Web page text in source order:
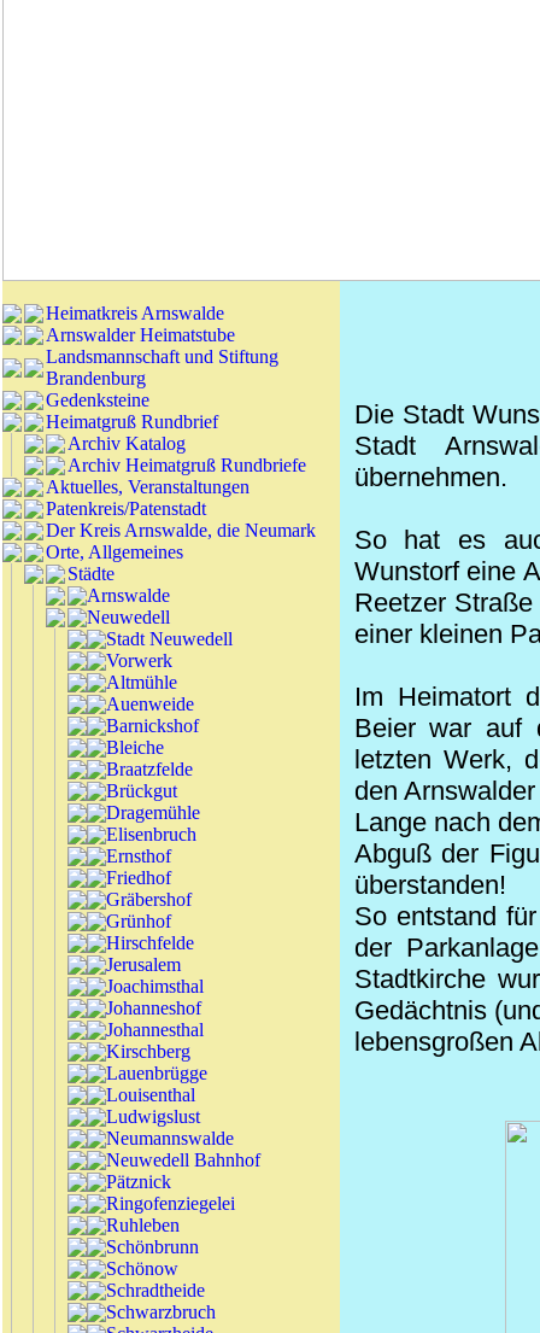
Heimatkreis Arnswalde
Arnswalder Heimatstube
Landsmannschaft und Stiftung
Brandenburg
Gedenksteine
Heimatgruß Rundbrief
Archiv Katalog
Archiv Heimatgruß Rundbriefe
Aktuelles, Veranstaltungen
Patenkreis/Patenstadt
Der Kreis Arnswalde, die Neumark
Orte, Allgemeines
Städte
Arnswalde
Neuwedell
Stadt Neuwedell
Vorwerk
Altmühle
Auenweide
Barnickshof
Bleiche
Braatzfelde
Brückgut
Dragemühle
Elisenbruch
Ernsthof
Friedhof
Gräbershof
Grünhof
Hirschfelde
Jerusalem
Joachimsthal
Johanneshof
Johannesthal
Kirschberg
Lauenbrügge
Louisenthal
Ludwigslust
Neumannswalde
Neuwedell Bahnhof
Pätznick
Ringofenziegelei
Ruhleben
Schönbrunn
Schönow
Schradtheide
Schwarzbruch
Die Stadt
Stadt
übernehmen.
So hat es
Wunstorf eine
Reetzer
einer kleinen
Im Heimatort
Beier war auf
letzten Werk,
den
Lange nach
Abgußder
überstanden!
So entstand
der
Stadtkirche
Gedächtnis
lebensgroßen